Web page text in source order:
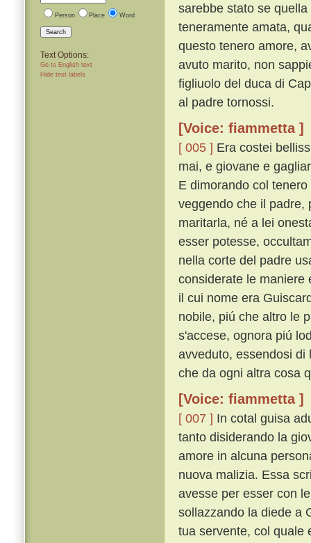
Person Place Word
Search
Text Options:
Go to English text
Hide text labels
sarebbe stato se
teneramente amata,
questo tenero amore,
avuto marito, non
figliuolo del duca di
al padre tornossi.
[Voice: fiammetta ]
[ 005 ] Era costei
mai, e giovane e
E dimorando col
veggendo che il padre,
maritarla, né a lei
esser potesse,
nella corte del padre
considerate le maniere
il cui nome era
nobile, piú che altro le
s'accese, ognora piú
avveduto, essendosi di
che da ogni altra cosa
[Voice: fiammetta ]
[ 007 ] In cotal guisa
tanto disiderando la
amore in alcuna
nuova malizia. Essa
avesse per esser con
sollazzando la diede a
tua servente, col quale